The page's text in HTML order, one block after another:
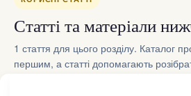
Статті та матеріали
1 стаття для цього розділу. Каталог
першим, а статті допомагають